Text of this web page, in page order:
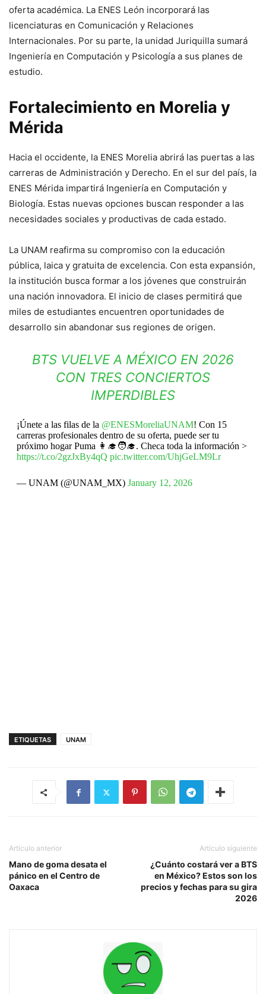
oferta académica. La ENES León incorporará las
licenciaturas en Comunicación y Relaciones
Internacionales. Por su parte, la unidad Juriquilla sumará
Ingeniería en Computación y Psicología a sus planes de
estudio.
Fortalecimiento en Morelia y
Mérida
Hacia el occidente, la ENES Morelia abrirá las puertas a las
carreras de Administración y Derecho. En el sur del país, la
ENES Mérida impartirá Ingeniería en Computación y
Biología. Estas nuevas opciones buscan responder a las
necesidades sociales y productivas de cada estado.
La UNAM reafirma su compromiso con la educación
pública, laica y gratuita de excelencia. Con esta expansión,
la institución busca formar a los jóvenes que construirán
una nación innovadora. El inicio de clases permitirá que
miles de estudiantes encuentren oportunidades de
desarrollo sin abandonar sus regiones de origen.
BTS VUELVE A MÉXICO EN 2026
CON TRES CONCIERTOS
IMPERDIBLES
¡Únete a las filas de la @ENESMoreliaUNAM! Con 15
carreras profesionales dentro de su oferta, puede ser tu
próximo hogar Puma 👩‍🎓🧑‍🎓. Checa toda la información >
https://t.co/2gzJxBy4qQ pic.twitter.com/UhjGeLM9Lr
— UNAM (@UNAM_MX) January 12, 2026
ETIQUETAS UNAM
Artículo anterior
Mano de goma desata el
pánico en el Centro de
Oaxaca
Artículo siguiente
¿Cuánto costará ver a BTS
en México? Estos son los
precios y fechas para su gira
2026